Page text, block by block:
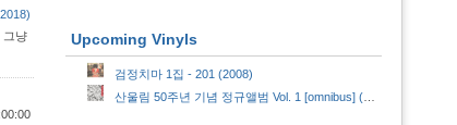
그냥
Upcoming Vinyls
검정치마 1집 - 201 (2008)
산울림 50주년 기념 정규앨범 Vol. 1 [omnibus] (2024)